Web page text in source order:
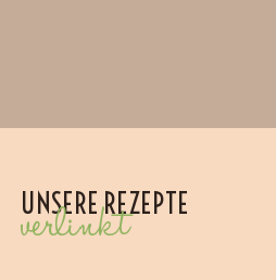
UNSERE REZEPTE
verlinkt